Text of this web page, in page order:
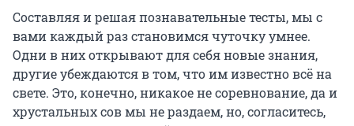
Составляя и решая познавательные тесты, мы с
вами каждый раз становимся чуточку умнее.
Одни в них открывают для себя новые знания,
другие убеждаются в том, что им известно всё на
свете. Это, конечно, никакое не соревнование, да и
хрустальных сов мы не раздаем, но, согласитесь,